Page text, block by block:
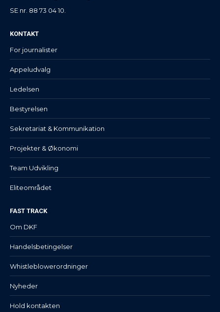
SE nr. 88 73 04 10.
KONTAKT
For journalister
Appeludvalg
Ledelsen
Bestyrelsen
Sekretariat & Kommunikation
Projekter & Økonomi
Team Udvikling
Eliteområdet
FAST TRACK
Om DKF
Handelsbetingelser
Whistleblowerordninger
Nyheder
Hold kontakten